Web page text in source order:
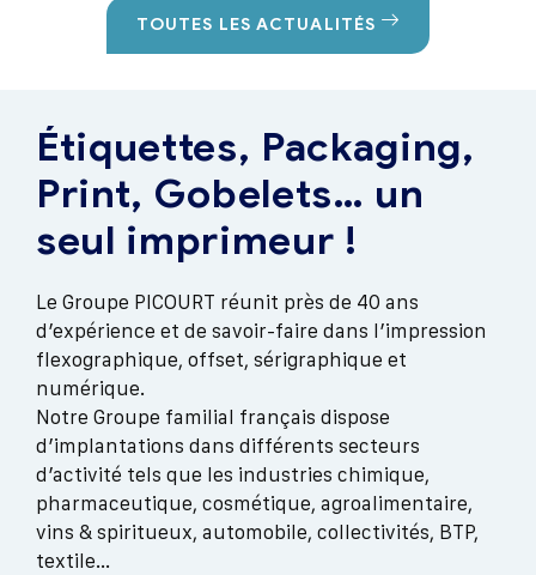
TOUTES LES ACTUALITÉS
Étiquettes, Packaging,
Print, Gobelets… un
seul imprimeur !
Le Groupe PICOURT réunit près de 40 ans
d’expérience et de savoir-faire dans l’impression
flexographique, offset, sérigraphique et
numérique.
Notre Groupe familial français dispose
d’implantations dans différents secteurs
d’activité tels que les industries chimique,
pharmaceutique, cosmétique, agroalimentaire,
vins & spiritueux, automobile, collectivités, BTP,
textile…